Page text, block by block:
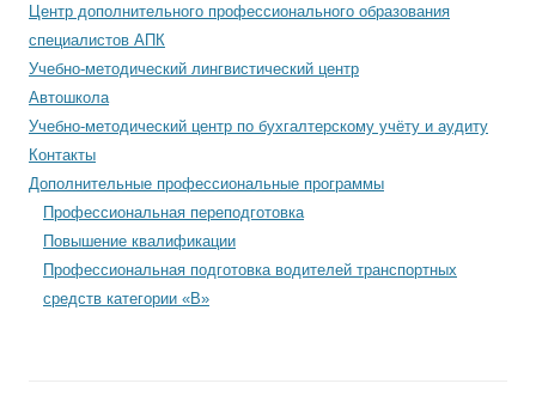
Центр дополнительного профессионального образования
специалистов АПК
Учебно-методический лингвистический центр
Автошкола
Учебно-методический центр по бухгалтерскому учёту и аудиту
Контакты
Дополнительные профессиональные программы
Профессиональная переподготовка
Повышение квалификации
Профессиональная подготовка водителей транспортных
средств категории «В»